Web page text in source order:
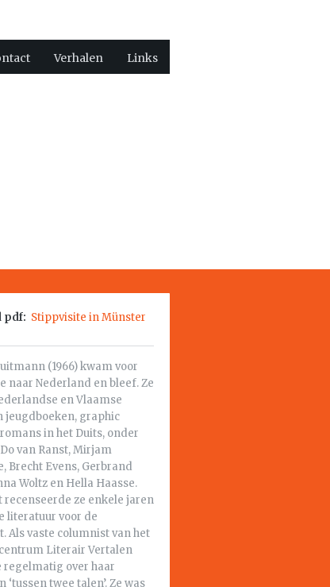
Verhalen Links
pdf: Stippvisite in Münster
(1966) kwam voor
naar Nederland en bleef. Ze
en Vlaamse
jeugdboeken, graphic
in het Duits, onder
van Ranst, Mirjam
Brecht Evens, Gerbrand
Woltz en Hella Haasse.
recenseerde ze enkele jaren
literatuur voor de
Als vaste columnist van het
Literair Vertalen
regelmatig over haar
‘tussen twee talen’. Ze was